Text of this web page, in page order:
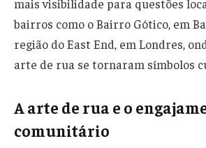
mais visibilidade para questões
bairros como o Bairro Gótico, em
região do East End, em Londres,
arte de rua se tornaram símbolos
A arte de rua e o
comunitário